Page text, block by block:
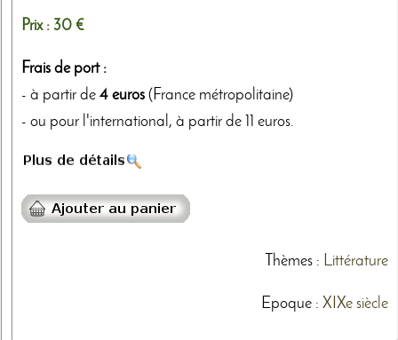
Prix : 30 €
Frais de port :
- à partir de 4 euros (France métropolitaine)
- ou pour l'international, à partir de 11 euros.
Thèmes: Littérature
Epoque : XIXe siècle